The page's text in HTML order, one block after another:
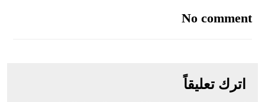
No comment
اترك تعليقاً